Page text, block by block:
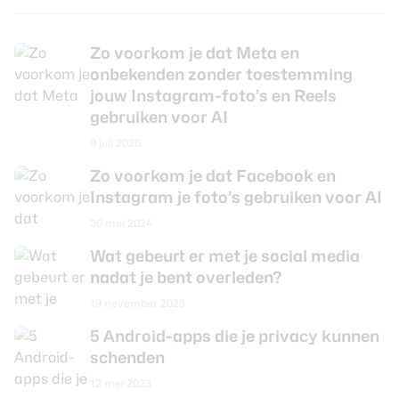
Zo voorkom je dat Meta en
onbekenden zonder toestemming
jouw Instagram-foto’s en Reels
gebruiken voor AI
Zo voorkom je dat Facebook en
Instagram je foto’s gebruiken voor AI
Wat gebeurt er met je social media
nadat je bent overleden?
5 Android-apps die je privacy kunnen
schenden